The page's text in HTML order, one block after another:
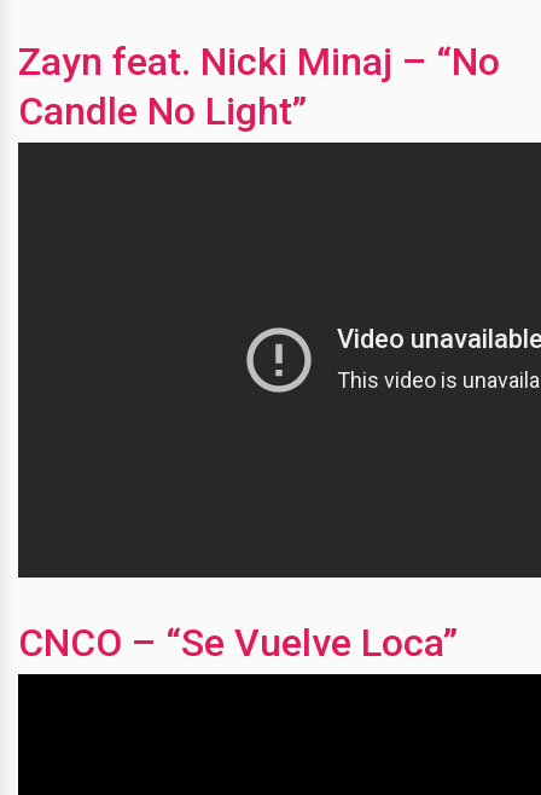
Zayn feat. Nicki Minaj – “No
Candle No Light”
CNCO – “Se Vuelve Loca”